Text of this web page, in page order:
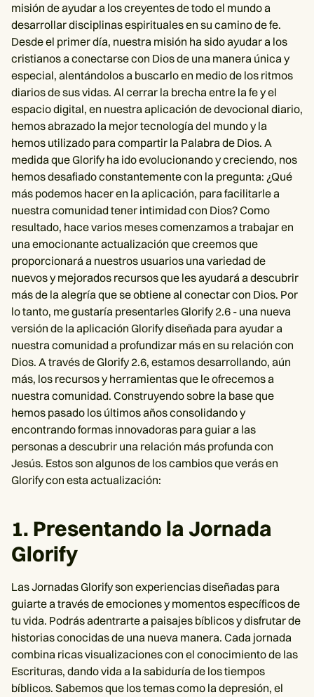
misión de ayudar a los creyentes de todo el mundo a
desarrollar disciplinas espirituales en su camino de fe.
Desde el primer día, nuestra misión ha sido ayudar a los
cristianos a conectarse con Dios de una manera única y
especial, alentándolos a buscarlo en medio de los ritmos
diarios de sus vidas. Al cerrar la brecha entre la fe y el
espacio digital, en nuestra aplicación de devocional diario,
hemos abrazado la mejor tecnología del mundo y la
hemos utilizado para compartir la Palabra de Dios. A
medida que Glorify ha ido evolucionando y creciendo, nos
hemos desafiado constantemente con la pregunta: ¿Qué
más podemos hacer en la aplicación, para facilitarle a
nuestra comunidad tener intimidad con Dios? Como
resultado, hace varios meses comenzamos a trabajar en
una emocionante actualización que creemos que
proporcionará a nuestros usuarios una variedad de
nuevos y mejorados recursos que les ayudará a descubrir
más de la alegría que se obtiene al conectar con Dios. Por
lo tanto, me gustaría presentarles Glorify 2.6 - una nueva
versión de la aplicación Glorify diseñada para ayudar a
nuestra comunidad a profundizar más en su relación con
Dios. A través de Glorify 2.6, estamos desarrollando, aún
más, los recursos y herramientas que le ofrecemos a
nuestra comunidad. Construyendo sobre la base que
hemos pasado los últimos años consolidando y
encontrando formas innovadoras para guiar a las
personas a descubrir una relación más profunda con
Jesús. Estos son algunos de los cambios que verás en
Glorify con esta actualización:
1. Presentando la Jornada
Glorify
Las Jornadas Glorify son experiencias diseñadas para
guiarte a través de emociones y momentos específicos de
tu vida. Podrás adentrarte a paisajes bíblicos y disfrutar de
historias conocidas de una nueva manera. Cada jornada
combina ricas visualizaciones con el conocimiento de las
Escrituras, dando vida a la sabiduría de los tiempos
bíblicos. Sabemos que los temas como la depresión, el